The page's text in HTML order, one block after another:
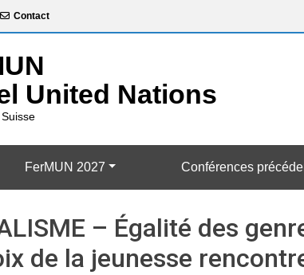
Contact
FerMUN 2027 Conférences
– Égalité des
de la jeunesse